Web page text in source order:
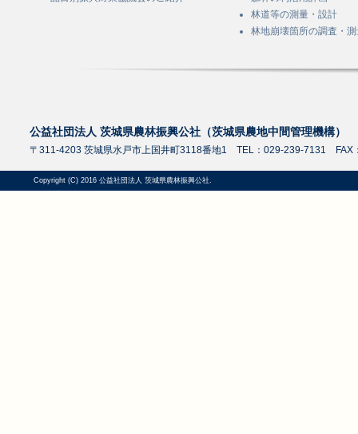
林道等の測量・設計
林地崩壊箇所の調査・
公益社団法人 茨城県農林振興公社（茨城県農地中間管理機構）
〒311-4203 茨城県水戸市上国井町3118番地1 TEL：029-239-7131 FAX
Copyright (C) 2016 公益社団法人 茨城県農林振興公社.